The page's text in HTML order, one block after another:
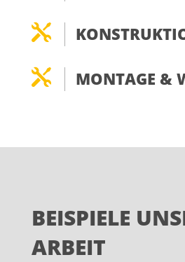

 MONTAGE &
BEISPIELE
ARBEIT